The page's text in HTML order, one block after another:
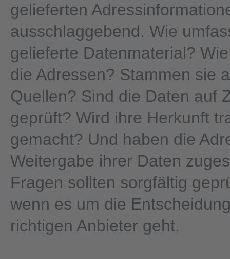
gelieferten
ausschlaggebend. Wie
gelieferte Datenmaterial?
die Adressen? Stammen sie
Quellen? Sind die Daten auf
geprüft? Wird ihre Herkunft
gemacht? Und haben die
Weitergabe ihrer Daten
Fragen sollten sorgfältig
wenn es um die
richtigen Anbieter geht.